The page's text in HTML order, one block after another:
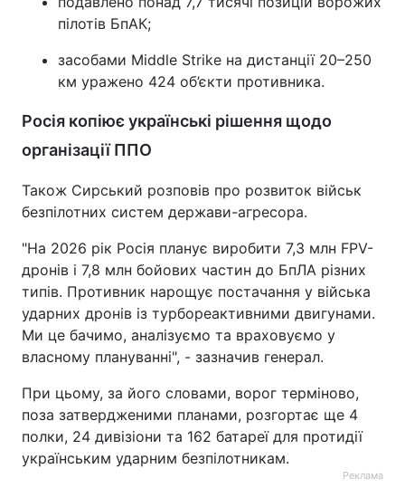
пілотів БпАК;
засобами Middle Strike на дистанції 20–250
км уражено 424 об’єкти противника.
Росія копіює українські рішення щодо
організації ППО
Також Сирський розповів про розвиток військ
безпілотних систем держави-агресора.
"На 2026 рік Росія планує виробити 7,3 млн FPV-
дронів і 7,8 млн бойових частин до БпЛА різних
типів. Противник нарощує постачання у війська
ударних дронів із турбореактивними двигунами.
Ми це бачимо, аналізуємо та враховуємо у
власному плануванні", - зазначив генерал.
При цьому, за його словами, ворог терміново,
поза затвердженими планами, розгортає ще 4
полки, 24 дивізіони та 162 батареї для протидії
українським ударним безпілотникам.
Реклама